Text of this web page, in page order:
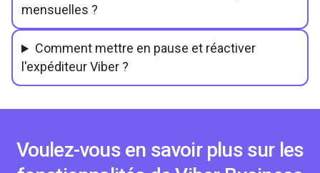
mensuelles ?
Comment mettre en pause et réactiver
l'expéditeur Viber ?
Voulez-vous en savoir plus sur les